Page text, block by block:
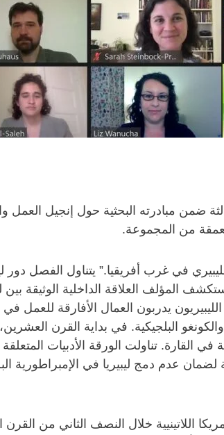
ثالثة ضمن مبادرته البحثية حول إنجيل
من المجموعة.
في غرب أفريقيا.” يتناول الفصل دور
المؤلف العلاقة الداخلية الوثيقة بين
يدربون العمال الأفارقة للعمل في
البلجيكية. في بداية القرن
القارة. تناولت الورقة الأدبيات المتعلقة
عدم دمج ليبيريا في الإمبراطورية
اللاتينيية خلال النصف الثاني من